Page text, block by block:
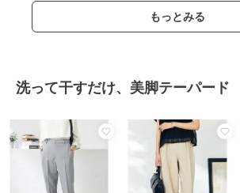
もっとみる
洗って干すだけ、美脚テーパード